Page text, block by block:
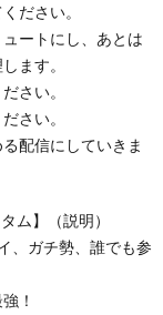
ださい。
ートにし、あとは
ます。
さい。
さい。
配信にしていきま
ム】（説明）
、ガチ勢、誰でも参
！